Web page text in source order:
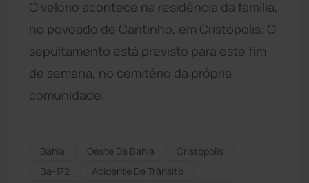
O velório acontece na residência da família,
no povoado de Cantinho, em Cristópolis. O
sepultamento está previsto para este fim
de semana, no cemitério da própria
comunidade.
Bahia Oeste Da Bahia
Cristópolis
Ba-172
Acidente De Trânsito